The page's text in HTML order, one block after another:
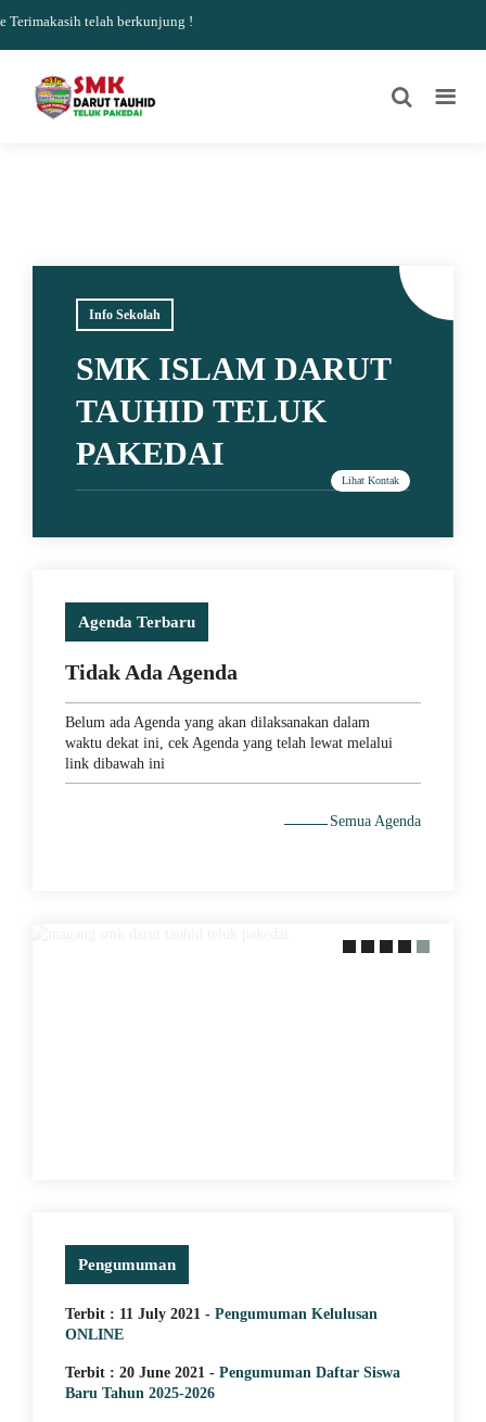
telah berkunjung !
Info Sekolah
SMK ISLAM DARUT
TAUHID TELUK
PAKEDAI
Agenda Terbaru
Tidak Ada Agenda
Belum ada Agenda yang akan dilaksanakan dalam
waktu dekat ini, cek Agenda yang telah lewat melalui
link dibawah ini
Semua Agenda
Pengumuman
Terbit : 11 July 2021 - Pengumuman Kelulusan
ONLINE
Terbit : 20 June 2021 - Pengumuman Daftar Siswa
Baru Tahun 2025-2026